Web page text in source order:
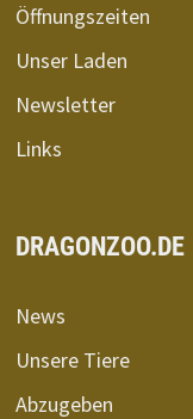
Öffnungszeiten
Unser Laden
Newsletter
Links
DRAGONZOO.DE
News
Unsere Tiere
Abzugeben